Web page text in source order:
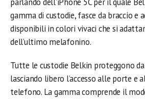
gamma di custodie, fasce da braccio e
disponibili in colori vivaci che si
dell’ultimo melafonino.
Tutte le custodie Belkin proteggono
lasciando libero l’accesso alle porte e
telefono. La gamma comprende il